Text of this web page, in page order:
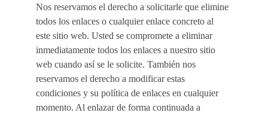
Nos reservamos el derecho a solicitarle que elimine
todos los enlaces o cualquier enlace concreto al
este sitio web. Usted se compromete a eliminar
inmediatamente todos los enlaces a nuestro sitio
web cuando así se le solicite. También nos
reservamos el derecho a modificar estas
condiciones y su política de enlaces en cualquier
momento. Al enlazar de forma continuada a